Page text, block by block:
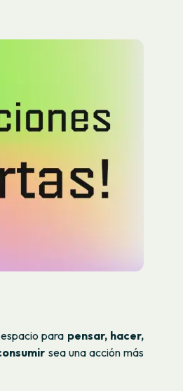
para pensar, hacer,
sea ​​una acción más